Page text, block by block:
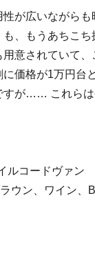
が広いながら
、もうあちこ
意されていて、
価格が1万円台
すが…… これら
ルコードヴァン
ウン、ワイン、